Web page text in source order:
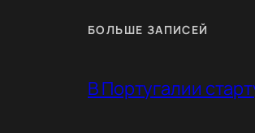
БОЛЬШЕ ЗАПИСЕЙ
В Португалии